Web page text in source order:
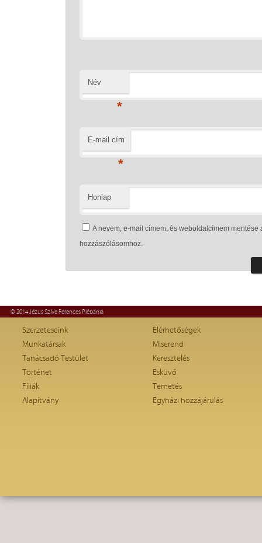
Név
*
E-mail cím
*
Honlap
A nevem, e-mail címem, és weboldalcímem
hozzászólásomhoz.
© 2014 Jézus Szíve Ferences Plébánia
Szerzeteseink
Munkatársak
Tanácsadó Testület
Történet
Fíliák
Alapítvány
Elérhetőségek
Miserend
Keresztelés
Esküvő
Temetés
Egyházi hozzájárulás